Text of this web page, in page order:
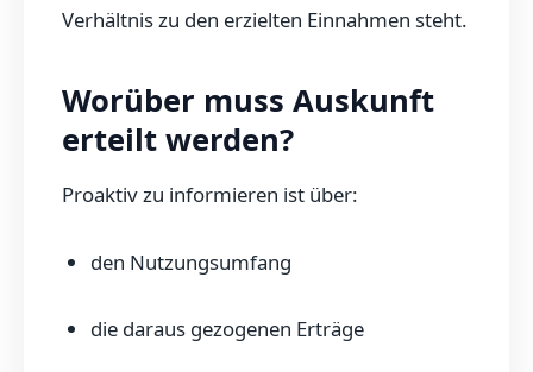
Verhältnis zu den erzielten Einnahmen steht.
Worüber muss Auskunft
erteilt werden?
Proaktiv zu informieren ist über:
den Nutzungsumfang
die daraus gezogenen Erträge